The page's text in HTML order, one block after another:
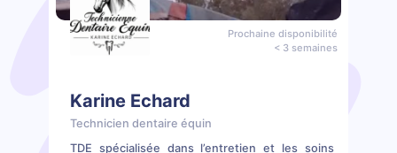
Prochaine disponibilité
< 3 semaines
Karine Echard
Technicien dentaire équin
TDE spécialisée dans l’entretien et les soins